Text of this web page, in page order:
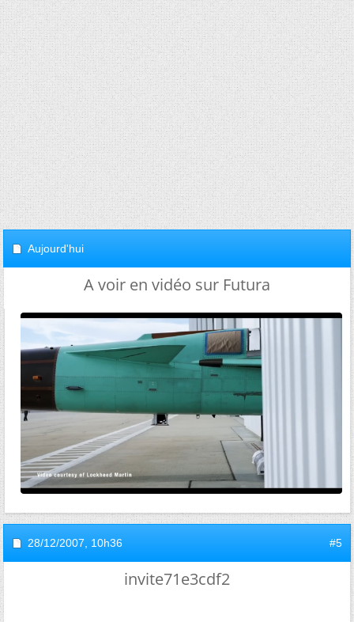
Aujourd'hui
A voir en vidéo sur Futura
28/12/2007, 10h36 #5
invite71e3cdf2